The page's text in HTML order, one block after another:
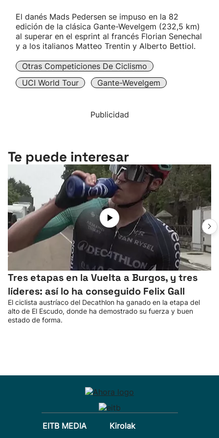
El danés Mads Pedersen se impuso en la 82
edición de la clásica Gante-Wevelgem (232,5 km)
al superar en el esprint al francés Florian Senechal
y a los italianos Matteo Trentin y Alberto Bettiol.
Otras Competiciones De Ciclismo
UCI World Tour
Gante-Wevelgem
Publicidad
Te puede interesar
Tres etapas en la Vuelta a Burgos, y tres
líderes: así lo ha conseguido Felix Gall
El ciclista austríaco del Decathlon ha ganado en la etapa del
alto de El Escudo, donde ha demostrado su fuerza y buen
estado de forma.
EITB MEDIA
Kirolak